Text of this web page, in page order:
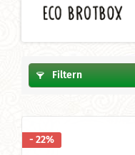
Filtern
- 22%